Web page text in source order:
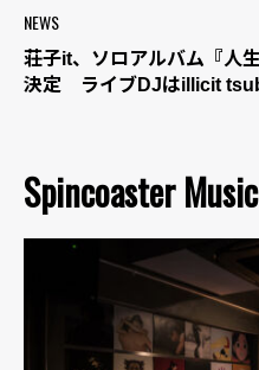
NEWS
荘子it、ソロアルバム『人
決定 ライブDJはillicit
Spincoaster